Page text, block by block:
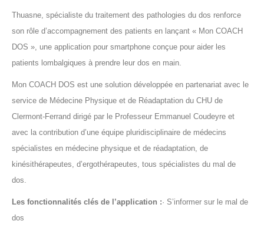
Thuasne, spécialiste du traitement des pathologies du dos renforce
son rôle d’accompagnement des patients en lançant « Mon COACH
DOS », une application pour smartphone conçue pour aider les
patients lombalgiques à prendre leur dos en main.
Mon COACH DOS est une solution développée en partenariat avec le
service de Médecine Physique et de Réadaptation du CHU de
Clermont-Ferrand dirigé par le Professeur Emmanuel Coudeyre et
avec la contribution d’une équipe pluridisciplinaire de médecins
spécialistes en médecine physique et de réadaptation, de
kinésithérapeutes, d’ergothérapeutes, tous spécialistes du mal de
dos.
Les fonctionnalités clés de l’application :· S’informer sur le mal de
dos